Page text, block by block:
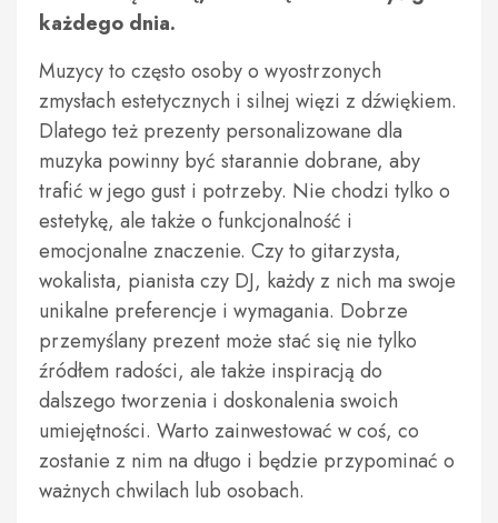
każdego dnia.
Muzycy to często osoby o wyostrzonych
zmysłach estetycznych i silnej więzi z dźwiękiem.
Dlatego też prezenty personalizowane dla
muzyka powinny być starannie dobrane, aby
trafić w jego gust i potrzeby. Nie chodzi tylko o
estetykę, ale także o funkcjonalność i
emocjonalne znaczenie. Czy to gitarzysta,
wokalista, pianista czy DJ, każdy z nich ma swoje
unikalne preferencje i wymagania. Dobrze
przemyślany prezent może stać się nie tylko
źródłem radości, ale także inspiracją do
dalszego tworzenia i doskonalenia swoich
umiejętności. Warto zainwestować w coś, co
zostanie z nim na długo i będzie przypominać o
ważnych chwilach lub osobach.